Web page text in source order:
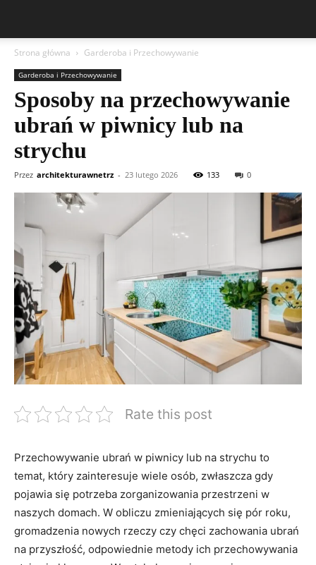
Strona główna Garderoba i Przechowywanie
Garderoba i Przechowywanie
Sposoby na przechowywanie
ubrań w piwnicy lub na
strychu
Przez architekturawnetrz - 23 lutego 2026 133 0
Rate this post
Przechowywanie ubrań w piwnicy lub na strychu to
temat, który zainteresuje wiele osób, zwłaszcza gdy
pojawia się potrzeba zorganizowania przestrzeni w
naszych domach. W obliczu zmieniających się pór roku,
gromadzenia nowych rzeczy czy chęci zachowania ubrań
na przyszłość, odpowiednie metody ich przechowywania